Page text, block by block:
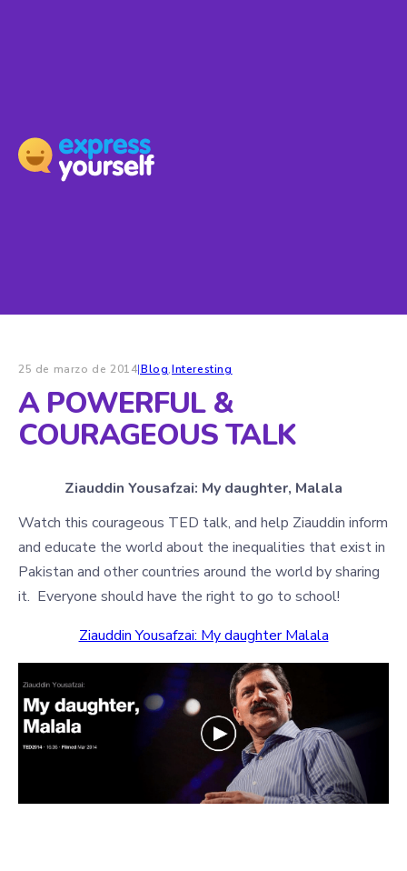
25 de marzo de 2014|Blog,Interesting
A POWERFUL &
COURAGEOUS TALK
Ziauddin Yousafzai: My daughter, Malala
Watch this courageous TED talk, and help Ziauddin inform
and educate the world about the inequalities that exist in
Pakistan and other countries around the world by sharing
it. Everyone should have the right to go to school!
Ziauddin Yousafzai: My daughter Malala